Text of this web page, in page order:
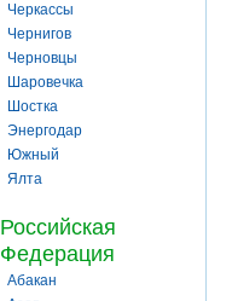
Черкассы
Чернигов
Черновцы
Шаровечка
Шостка
Энергодар
Южный
Ялта
Российская
Федерация
Абакан